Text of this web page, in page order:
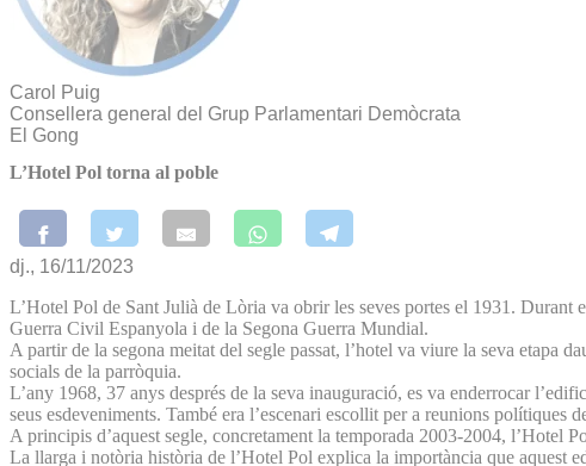
Carol Puig
Consellera general del Grup Parlamentari Demòcrata
El Gong
L’Hotel Pol torna al poble
dj., 16/11/2023
L’Hotel Pol de Sant Julià de Lòria va obrir les seves portes el 1931. Durant
Guerra Civil Espanyola i de la Segona Guerra Mundial.
A partir de la segona meitat del segle passat, l’hotel va viure la seva etapa
socials de la parròquia.
L’any 1968, 37 anys després de la seva inauguració, es va enderrocar
seus esdeveniments. També era l’escenari escollit per a reunions polítiques
A principis d’aquest segle, concretament la temporada 2003-2004, l’Hotel
La llarga i notòria història de l’Hotel Pol explica la importància que aquest